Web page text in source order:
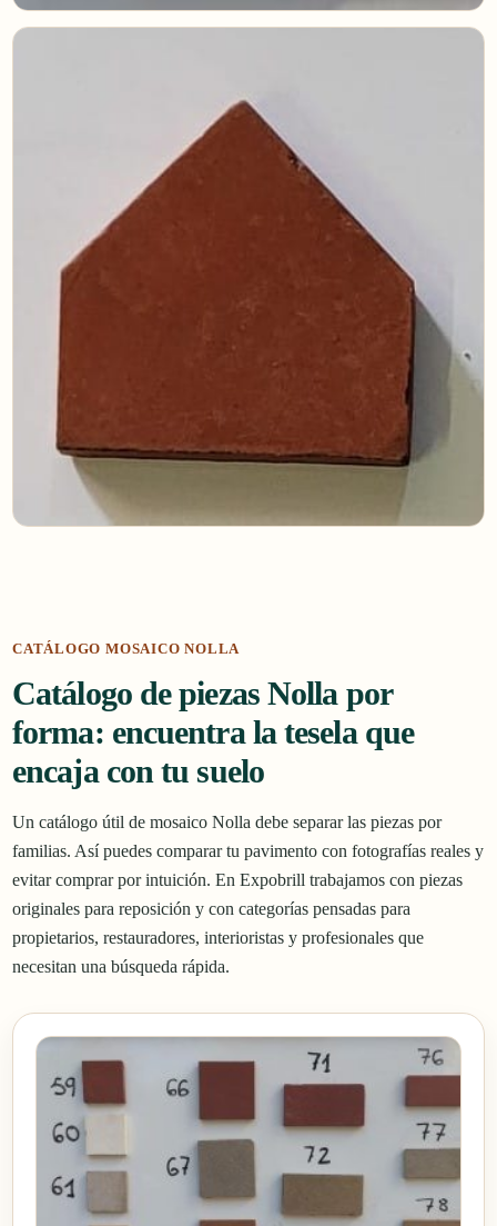
CATÁLOGO MOSAICO NOLLA
Catálogo de piezas Nolla por
forma: encuentra la tesela que
encaja con tu suelo
Un catálogo útil de mosaico Nolla debe separar las piezas por
familias. Así puedes comparar tu pavimento con fotografías reales y
evitar comprar por intuición. En Expobrill trabajamos con piezas
originales para reposición y con categorías pensadas para
propietarios, restauradores, interioristas y profesionales que
necesitan una búsqueda rápida.